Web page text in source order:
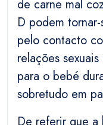
de carne mal
D podem
pelo contacto
relações
para o bebé
sobretudo em